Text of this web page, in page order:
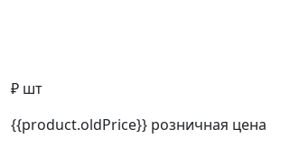
₽ шт
{{product.oldPrice}} розничная цена